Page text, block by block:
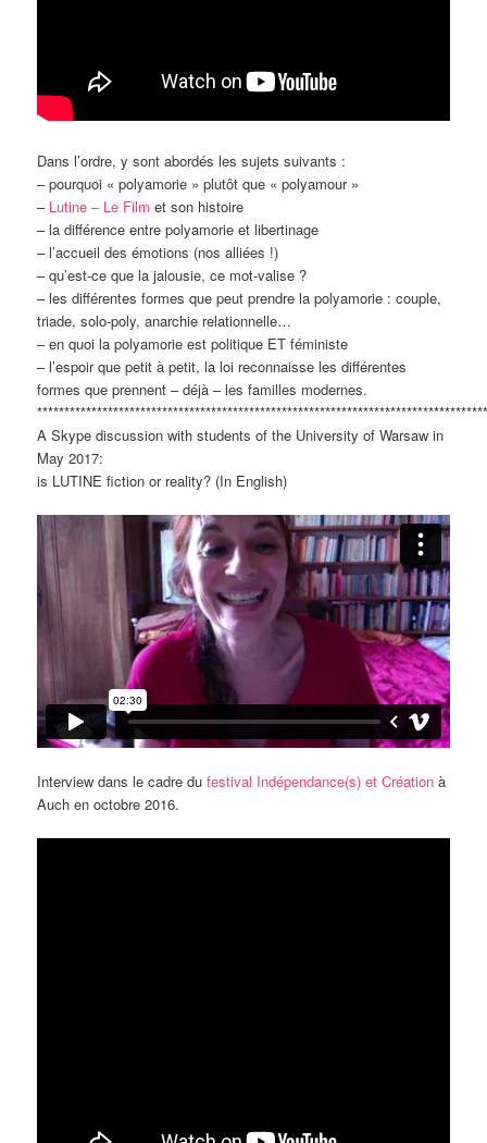
Dans l’ordre, y sont abordés les sujets suivants :
– pourquoi « polyamorie » plutôt que « polyamour »
– Lutine – Le Film et son histoire
– la différence entre polyamorie et libertinage
– l’accueil des émotions (nos alliées !)
– qu’est-ce que la jalousie, ce mot-valise ?
– les différentes formes que peut prendre la polyamorie : couple,
triade, solo-poly, anarchie relationnelle…
– en quoi la polyamorie est politique ET féministe
– l’espoir que petit à petit, la loi reconnaisse les différentes
formes que prennent – déjà – les familles modernes.
A Skype discussion with students of the University of Warsaw in
May 2017:
is LUTINE fiction or reality? (In English)
Interview dans le cadre dufestival Indépendance(s) et Création à
Auch en octobre 2016.